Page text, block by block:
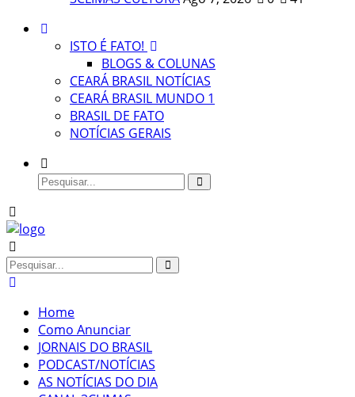
ISTO É FATO!
BLOGS & COLUNAS
CEARÁ BRASIL NOTÍCIAS
CEARÁ BRASIL MUNDO 1
BRASIL DE FATO
NOTÍCIAS GERAIS
Home
Como Anunciar
JORNAIS DO BRASIL
PODCAST/NOTÍCIAS
AS NOTÍCIAS DO DIA